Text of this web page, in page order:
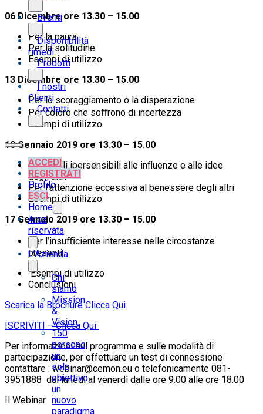
Eventi
Disponibilità
rimedi
Prodotti
I nostri
Clienti
Contatti
ACCEDI
REGISTRATI
Profilo
ESCI
Home
Area
riservata
L’Azienda
Chi
siamo
Mission
&
Vision
150
persone,
un
solo
obiettivo:
un
nuovo
paradigma
06 Dicembre ore 13.30 – 15.00
Per la paura
Per la solitudine
Esempi di utilizzo
13 Dicembre ore 13.30 – 15.00
Per lo scoraggiamento o la disperazione
Per coloro che soﬀrono di incertezza
Esempi di utilizzo
10 Gennaio 2019 ore 13.30 – 15.00
Per quelli ipersensibili alle influenze e alle idee
degli altri
Per l’attenzione eccessiva al benessere degli altri
Esempi di utilizzo
17 Gennaio 2019 ore 13.30 – 15.00
Per l’insuﬃciente interesse nelle circostanze
presenti
Esempi di utilizzo
Conclusioni
Scarica la Brochure Clicca Qui
ISCRIVITI – Clicca Qui
Per informazioni sul programma e sulle modalità di
partecipazione, per effettuare un test di connessione
contattare : webinar@cemon.eu o telefonicamente 081-
3951888 dal lunedì al venerdì dalle ore 9.00 alle ore 18.00
Il Webinar